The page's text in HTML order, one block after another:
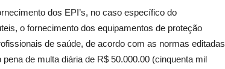
dos EPI’s, no caso específico do
o fornecimento dos equipamentos de proteção
de saúde, de acordo com as normas editadas
de multa diária de R$ 50.000.00 (cinquenta mil